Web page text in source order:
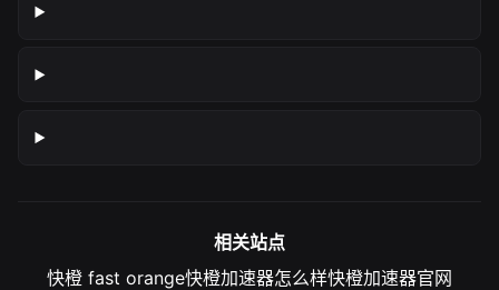
相关站点
快橙 fast orange快橙加速器怎么样快橙加速器官网